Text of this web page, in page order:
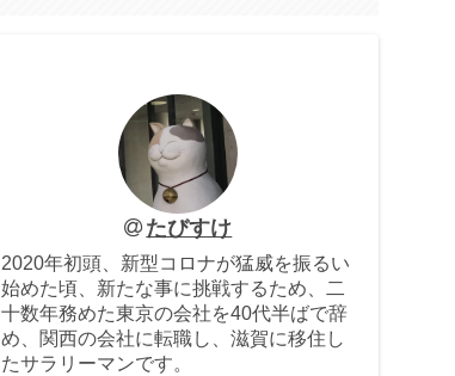
たびすけ
2020年初頭、新型コロナが猛威を振るい
始めた頃、新たな事に挑戦するため、二
十数年務めた東京の会社を40代半ばで辞
め、関西の会社に転職し、滋賀に移住し
たサラリーマンです。